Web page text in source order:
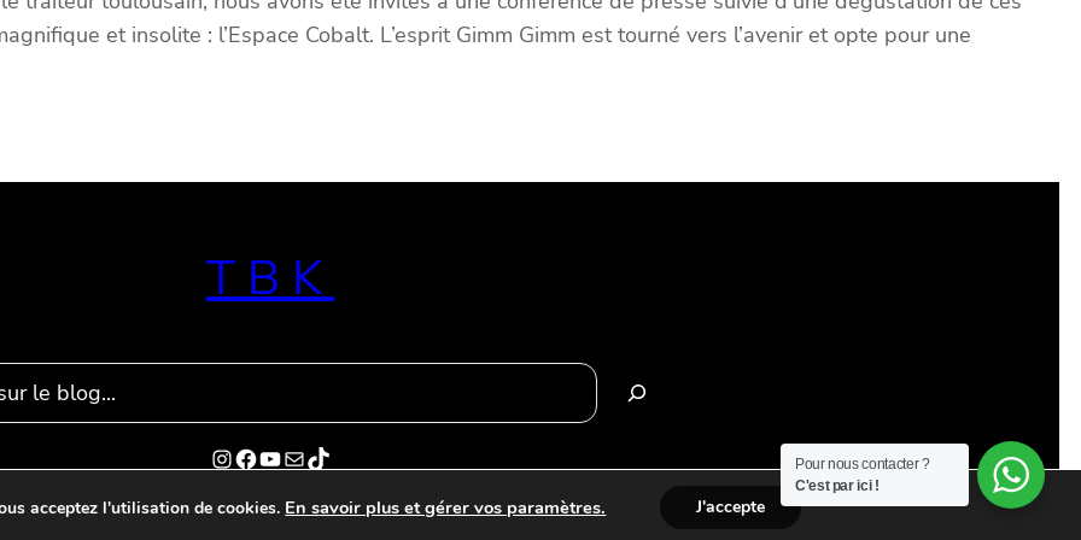
et insolite : l’Espace Cobalt. L’esprit Gimm Gimm est tourné vers l’avenir et opte pour une
TBK
InstagramFacebook YouTube E-mail TikTok
@Copyright 2015 – François Cortes
acceptez l'utilisation de cookies. En savoir plus et gérer vos paramètres. J'accepte
Pour nous contacter ?
C'est par ici !